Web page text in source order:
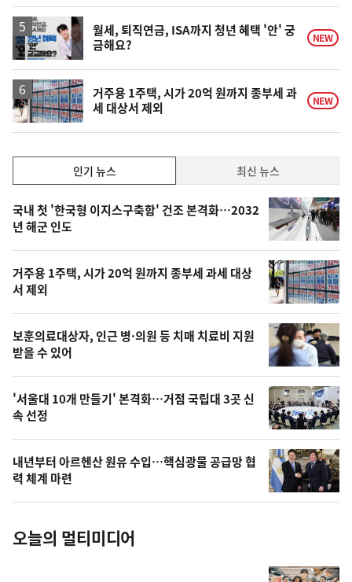
일
월세, 퇴직연금, ISA까지 청년 혜택 '안' 궁
금해요?
NEW
거주용 1주택, 시가 20억 원까지 종부세 과
세 대상서 제외
NEW
기,
최
신,
오
늘
의
영
상
오
늘
의
사
진
인기 뉴스 최신 뉴스
기
뉴
스
국내 첫 '한국형 이지스구축함' 건조 본격화…2032
년 해군 인도
거주용 1주택, 시가 20억 원까지 종부세 과세 대상
서 제외
보훈의료대상자, 인근 병·의원 등 치매 치료비 지원
받을 수 있어
'서울대 10개 만들기' 본격화…거점 국립대 3곳 신
속 선정
내년부터 아르헨산 원유 수입…핵심광물 공급망 협
력 체계 마련
오늘의 멀티미디어